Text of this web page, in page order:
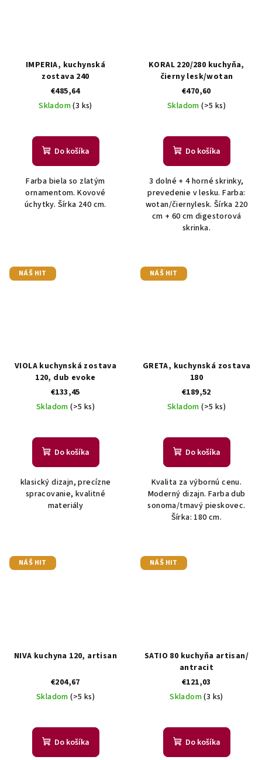
IMPERIA, kuchynská
zostava 240
€485,64
Skladom(3 ks)
Do košíka
Farba biela so zlatým
ornamentom. Kovové
úchytky. Šírka 240 cm.
KORAL 220/280 kuchyňa,
čierny lesk/wotan
€470,60
Skladom(>5 ks)
Do košíka
3 dolné + 4 horné skrinky,
prevedenie v lesku. Farba:
wotan/čiernylesk. Šírka 220
cm + 60 cm digestorová
skrinka.
NÁŠ HIT
VIOLA kuchynská zostava
120, dub evoke
€133,45
Skladom(>5 ks)
Do košíka
klasický dizajn, precízne
spracovanie, kvalitné
materiály
NÁŠ HIT
GRETA, kuchynská zostava
180
€189,52
Skladom(>5 ks)
Do košíka
Kvalita za výbornú cenu.
Moderný dizajn. Farba dub
sonoma/tmavý pieskovec.
Šírka: 180 cm.
NÁŠ HIT
NIVA kuchyna 120, artisan
€204,67
Skladom(>5 ks)
Do košíka
NÁŠ HIT
SATIO 80 kuchyňa artisan/
antracit
€121,03
Skladom(3 ks)
Do košíka